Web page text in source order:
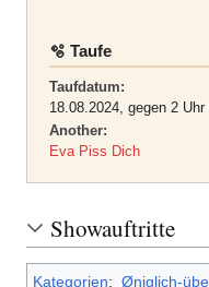
🫧 Taufe
Taufdatum:
18.08.2024, gegen 2 Uhr
Another:
Eva Piss Dich
Showauftritte
Kategorien: Øniglich-